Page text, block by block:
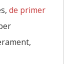
de primer